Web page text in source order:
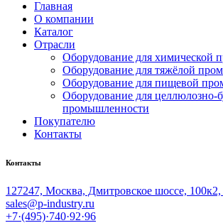
Главная
О компании
Каталог
Отрасли
Оборудование для химической
Оборудование для тяжёлой
Оборудование для пищевой
Оборудование для целлюлозно-
промышленности
Покупателю
Контакты
Контакты
127247, Москва, Дмитровское шоссе,
sales@p-industry.ru
+7·(495)·740·92·96